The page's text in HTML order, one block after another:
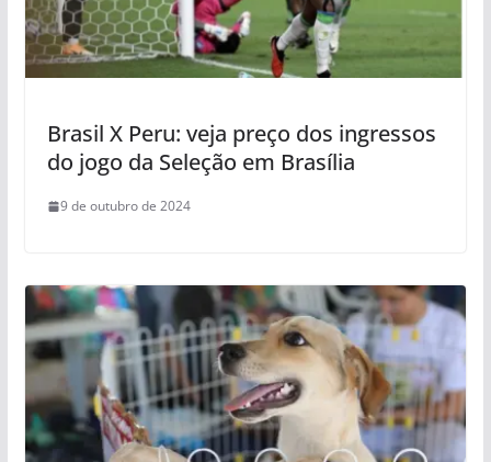
Brasil X Peru: veja preço dos ingressos
do jogo da Seleção em Brasília
9 de outubro de 2024